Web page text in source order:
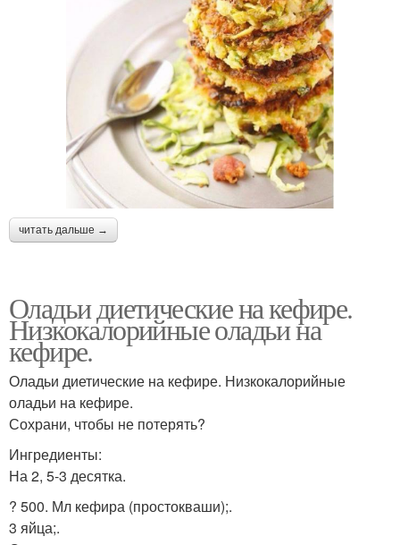
читать дальше →
Оладьи диетические на кефире.
Низкокалорийные оладьи на
кефире.
Оладьи диетические на кефире. Низкокалорийные
оладьи на кефире.
Сохрани, чтобы не потерять?
Ингредиенты:
На 2, 5-3 десятка.
? 500. Мл кефира (простокваши);.
3 яйца;.